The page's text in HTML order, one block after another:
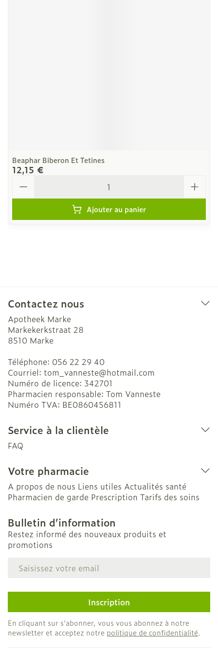
Beaphar Biberon Et Tetines
12,15 €
Ajouter au panier
Contactez nous
Apotheek Marke
Markekerkstraat 28
8510 Marke
Téléphone: 056 22 29 40
Courriel: tom_vanneste@hotmail.com
Numéro de licence: 342701
Pharmacien responsable: Tom Vanneste
Numéro TVA: BE0860456811
Service à la clientèle
FAQ
Votre pharmacie
A propos de nous Liens utiles Actualités santé
Pharmacien de garde Prescription Tarifs des soins
Bulletin d’information
Restez informé des nouveaux produits et
promotions
Adresse mail
Inscription
En cliquant sur s'abonner, vous vous abonnez à notre
newsletter et acceptez notre politique de confidentialité.